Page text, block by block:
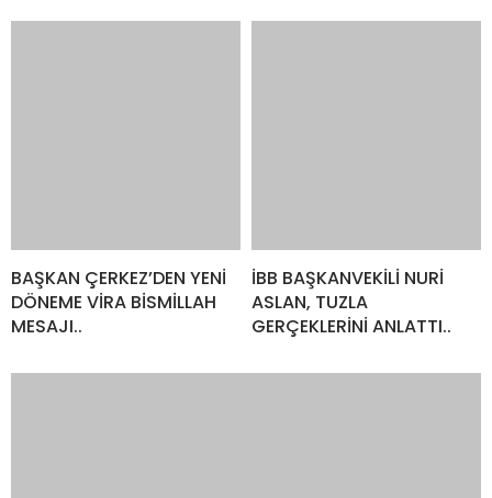
MESAJI..
GERÇEKLERİNİ ANLATTI..